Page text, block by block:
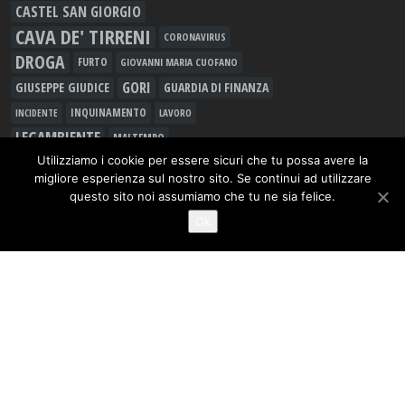
CASTEL SAN GIORGIO
CAVA DE' TIRRENI CORONAVIRUS
DROGA FURTO GIOVANNI MARIA CUOFANO
GIUSEPPE GIUDICE GORI GUARDIA DI FINANZA
INCIDENTE INQUINAMENTO LAVORO
LEGAMBIENTE MALTEMPO
MANLIO TORQUATO METEO
MOVIMENTO 5 STELLE MUSICA
NOCERA INFERIORE
NOCERINA
Utilizziamo i cookie per essere sicuri che tu possa avere la
migliore esperienza sul nostro sito. Se continui ad utilizzare
questo sito noi assumiamo che tu ne sia felice.